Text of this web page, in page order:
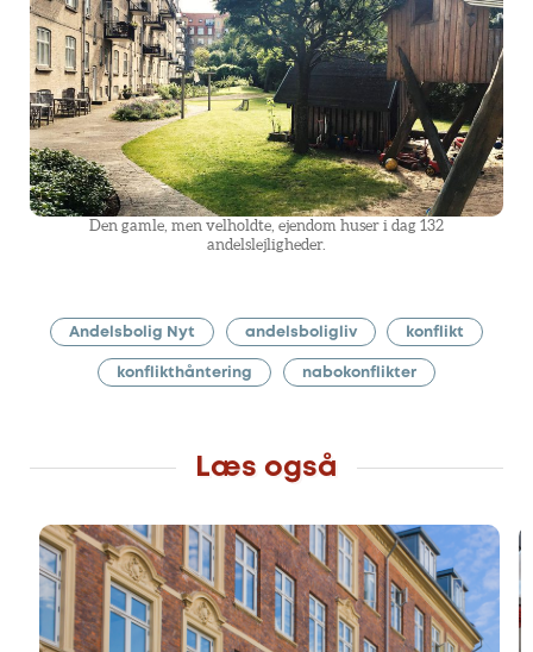
Den gamle, men velholdte, ejendom huser i dag 132
andelslejligheder.
Andelsbolig Nyt andelsboligliv konflikt
konflikthåntering nabokonflikter
Læs også